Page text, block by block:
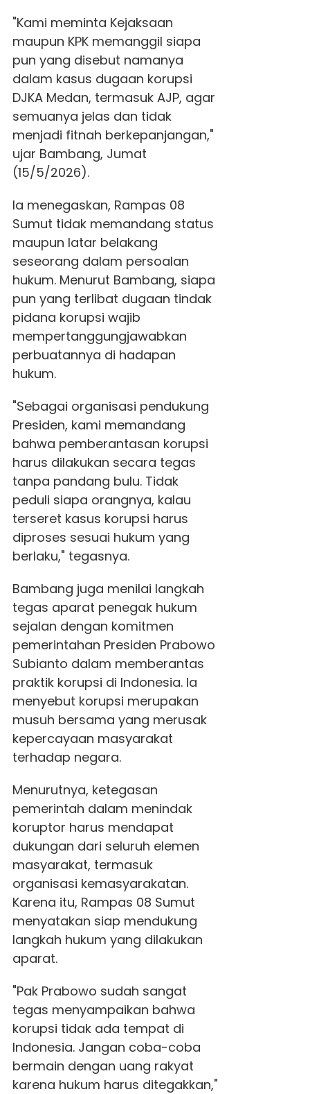
"Kami meminta Kejaksaan
maupun KPK memanggil siapa
pun yang disebut namanya
dalam kasus dugaan korupsi
DJKA Medan, termasuk AJP, agar
semuanya jelas dan tidak
menjadi fitnah berkepanjangan,"
ujar Bambang, Jumat
(15/5/2026).
Ia menegaskan, Rampas 08
Sumut tidak memandang status
maupun latar belakang
seseorang dalam persoalan
hukum. Menurut Bambang, siapa
pun yang terlibat dugaan tindak
pidana korupsi wajib
mempertanggungjawabkan
perbuatannya di hadapan
hukum.
"Sebagai organisasi pendukung
Presiden, kami memandang
bahwa pemberantasan korupsi
harus dilakukan secara tegas
tanpa pandang bulu. Tidak
peduli siapa orangnya, kalau
terseret kasus korupsi harus
diproses sesuai hukum yang
berlaku," tegasnya.
Bambang juga menilai langkah
tegas aparat penegak hukum
sejalan dengan komitmen
pemerintahan Presiden Prabowo
Subianto dalam memberantas
praktik korupsi di Indonesia. Ia
menyebut korupsi merupakan
musuh bersama yang merusak
kepercayaan masyarakat
terhadap negara.
Menurutnya, ketegasan
pemerintah dalam menindak
koruptor harus mendapat
dukungan dari seluruh elemen
masyarakat, termasuk
organisasi kemasyarakatan.
Karena itu, Rampas 08 Sumut
menyatakan siap mendukung
langkah hukum yang dilakukan
aparat.
"Pak Prabowo sudah sangat
tegas menyampaikan bahwa
korupsi tidak ada tempat di
Indonesia. Jangan coba-coba
bermain dengan uang rakyat
karena hukum harus ditegakkan,"